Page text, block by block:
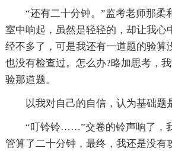
“还有二十分钟。”监考老师那柔
室中响起，虽然是轻轻的，却让我心
经不多了，可是我还有一道题的验算
也没有检查过。怎么办?略加思考，
验那道题。
以我对自己的自信，认为基础题
“叮铃铃……”交卷的铃声响了，
管算了二十分钟，最终，我还是没有